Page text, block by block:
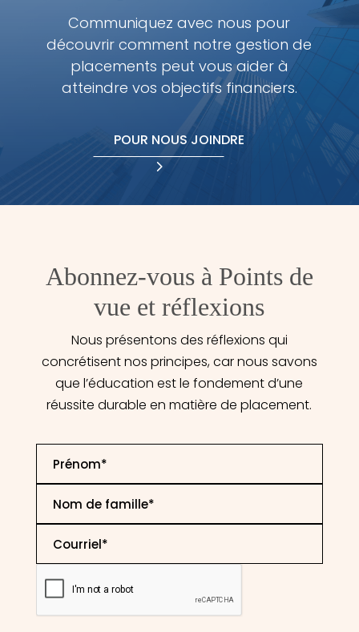
Communiquez avec nous pour
découvrir comment notre gestion de
placements peut vous aider à
atteindre vos objectifs financiers.
POUR NOUS JOINDRE
Abonnez-vous à Points de
vue et réflexions
Nous présentons des réflexions qui
concrétisent nos principes, car nous savons
que l’éducation est le fondement d’une
réussite durable en matière de placement.
Name *
Name *